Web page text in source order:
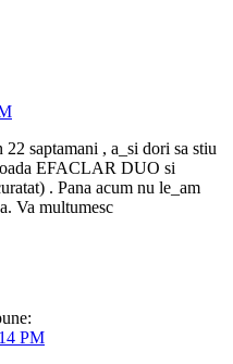
saptamani , a_si dori sa stiu
EFACLAR DUO si
. Pana acum nu le_am
Va multumesc
PM